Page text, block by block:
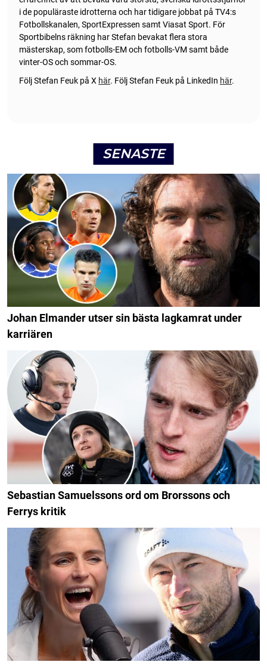
i de populäraste idrotterna och har tidigare jobbat på TV4:s
Fotbollskanalen, SportExpressen samt Viasat Sport. För
Sportbibelns räkning har Stefan bevakat flera stora
mästerskap, som fotbolls-EM och fotbolls-VM samt både
vinter-OS och sommar-OS.
Följ Stefan Feuk på X här. Följ Stefan Feuk på LinkedIn här.
SENASTE
Johan Elmander utser sin bästa lagkamrat under
karriären
Sebastian Samuelssons ord om Brorssons och
Ferrys kritik